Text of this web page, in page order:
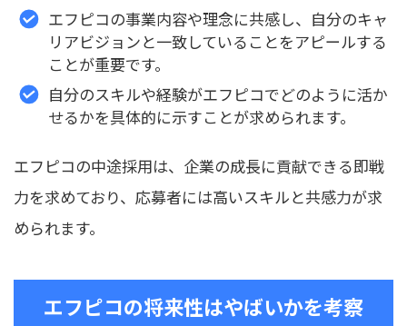
エフピコの事業内容や理念に共感し、自分のキャ
リアビジョンと一致していることをアピールする
ことが重要です。
自分のスキルや経験がエフピコでどのように活か
せるかを具体的に示すことが求められます。
エフピコの中途採用は、企業の成長に貢献できる即戦
力を求めており、応募者には高いスキルと共感力が求
められます。
エフピコの将来性はやばいかを考察